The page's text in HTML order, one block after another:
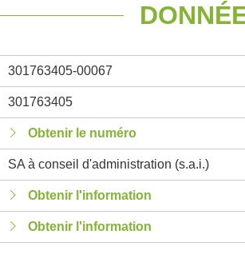
301763405-00067
301763405
Obtenir le numéro
SA à conseil d'administration (s.a.i.)
Obtenir l'information
Obtenir l'information